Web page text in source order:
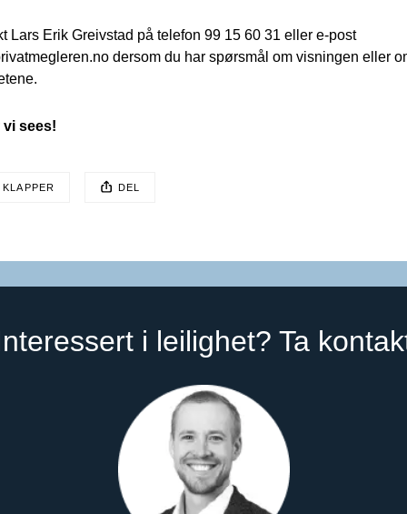
Lars Erik Greivstad på telefon 99 15 60 31 eller e-post
dersom du har spørsmål om visningen eller
vi sees!
POSTEN HAR
KLAPPER DEL
i leilighet? Ta